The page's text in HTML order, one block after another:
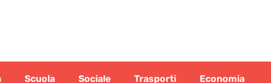
Scuola Sociale Trasporti Economia